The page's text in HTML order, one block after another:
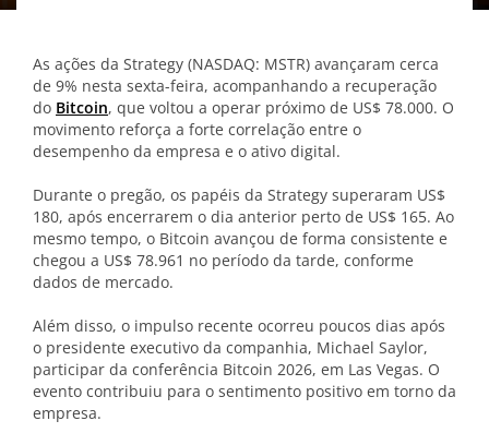
As ações da Strategy (NASDAQ: MSTR) avançaram cerca
de 9% nesta sexta-feira, acompanhando a recuperação
do Bitcoin, que voltou a operar próximo de US$ 78.000. O
movimento reforça a forte correlação entre o
desempenho da empresa e o ativo digital.
Durante o pregão, os papéis da Strategy superaram US$
180, após encerrarem o dia anterior perto de US$ 165. Ao
mesmo tempo, o Bitcoin avançou de forma consistente e
chegou a US$ 78.961 no período da tarde, conforme
dados de mercado.
Além disso, o impulso recente ocorreu poucos dias após
o presidente executivo da companhia, Michael Saylor,
participar da conferência Bitcoin 2026, em Las Vegas. O
evento contribuiu para o sentimento positivo em torno da
empresa.